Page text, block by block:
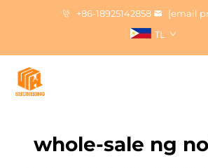
+86-18925142858
[email
TL
whole-sale ng